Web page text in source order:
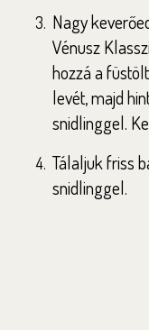
Nagy
Vénusz
hozzá a
levét, majd
snidlinggel.
Tálaljuk friss
snidlinggel.